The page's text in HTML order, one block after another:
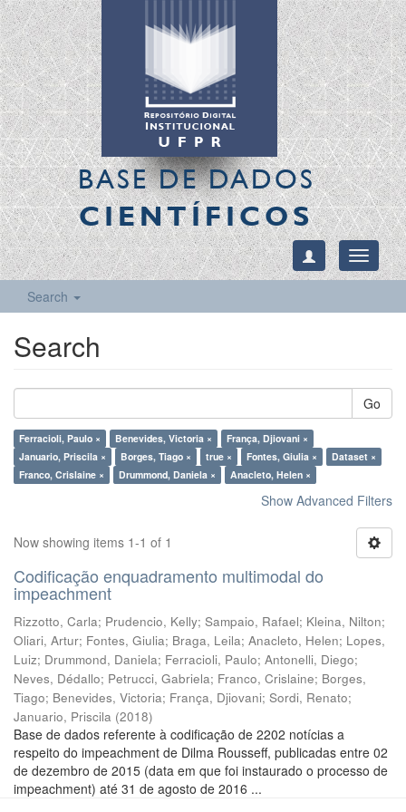
BASE DE DADOS
CIENTÍFICOS
Toggle
Search
Search
Go
Ferracioli, Paulo × Benevides, Victoria ×
França, Djiovani ×
Januario, Priscila ×
Borges, Tiago × true × Fontes, Giulia ×
Dataset ×
Franco, Crislaine ×
Drummond, Daniela × Anacleto, Helen ×
Show Advanced Filters
Now showing items 1-1 of 1
Codificação enquadramento multimodal do
impeachment
Rizzotto, Carla; Prudencio, Kelly; Sampaio, Rafael; Kleina, Nilton;
Oliari, Artur; Fontes, Giulia; Braga, Leila; Anacleto, Helen; Lopes,
Luiz; Drummond, Daniela; Ferracioli, Paulo; Antonelli, Diego;
Neves, Dédallo; Petrucci, Gabriela; Franco, Crislaine; Borges,
Tiago; Benevides, Victoria; França, Djiovani; Sordi, Renato;
Januario, Priscila (2018)
Base de dados referente à codificação de 2202 notícias a
respeito do impeachment de Dilma Rousseff, publicadas entre 02
de dezembro de 2015 (data em que foi instaurado o processo de
impeachment) até 31 de agosto de 2016 ...